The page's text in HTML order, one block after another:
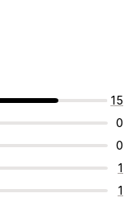
15
0
0
1
1